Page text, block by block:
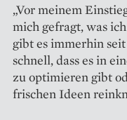
„Vor meinem
mich gefragt, was
gibt es immerhin
schnell, dass es in
zu optimieren gibt
frischen Ideen